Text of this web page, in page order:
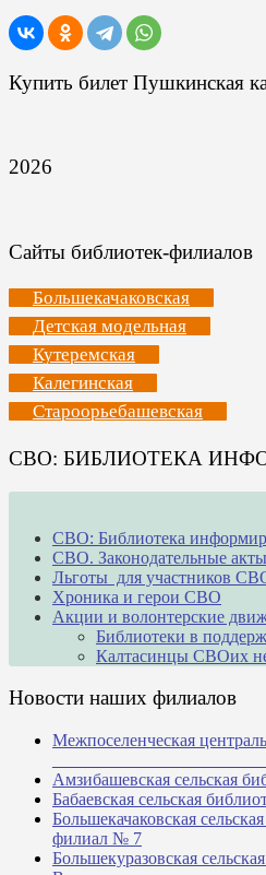
Купить билет Пушкинская
2026
Сайты библиотек-филиалов
Большекачаковская
Детская модельная
Кутеремская
Калегинская
Староорьебашевская
СВО: БИБЛИОТЕКА
СВО: Библиотека
СВО. Законодательные акты
Льготы для участников
Хроника и герои СВО
Акции и волонтерские
Библиотеки в
Калтасинцы СВОих
Новости наших филиалов
Межпоселенческая
Амзибашевская сельская
Бабаевская сельская
Большекачаковская
филиал № 7
Большекуразовская